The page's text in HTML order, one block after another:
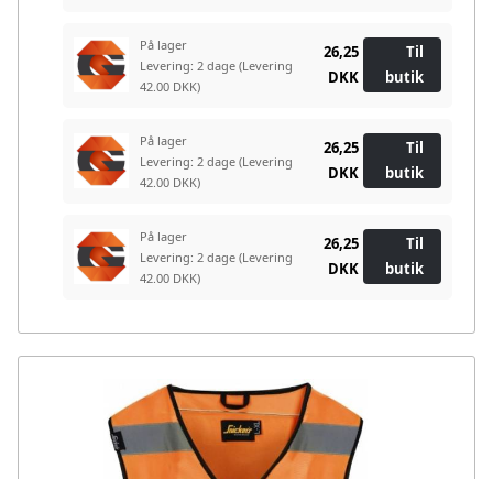
På lager
Levering: 2 dage (Levering
42.00 DKK)
26,25
DKK
Til
butik
På lager
Levering: 2 dage (Levering
42.00 DKK)
26,25
DKK
Til
butik
På lager
Levering: 2 dage (Levering
42.00 DKK)
26,25
DKK
Til
butik